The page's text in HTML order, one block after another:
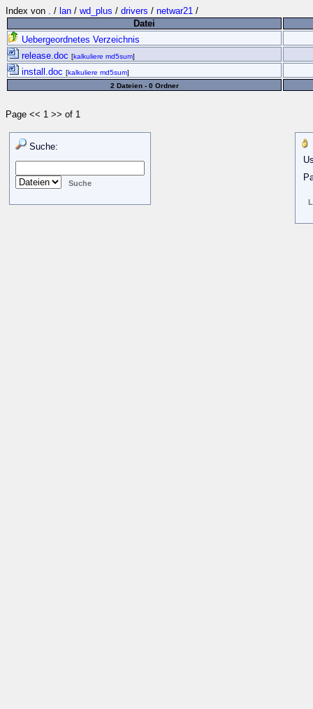
Index von . / lan / wd_plus / drivers / netwar21 /
Datei
Uebergeordnetes Verzeichnis
release.doc [kalkuliere md5sum]
install.doc [kalkuliere md5sum]
2 Dateien - 0 Ordner
Page << 1 >> of 1
Suche: